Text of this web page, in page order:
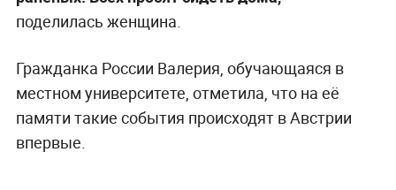
поделилась женщина.
Гражданка России Валерия, обучающаяся в
местном университете, отметила, что на её
памяти такие события происходят в Австрии
впервые.